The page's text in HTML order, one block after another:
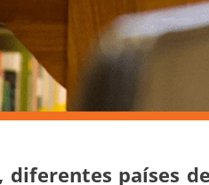
diferentes países